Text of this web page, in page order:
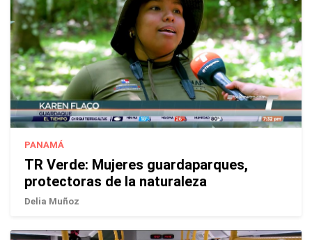
PANAMÁ
TR Verde: Mujeres guardaparques,
protectoras de la naturaleza
Delia Muñoz